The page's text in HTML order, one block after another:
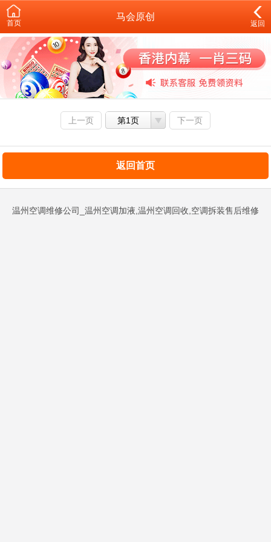
首页
马会原创
返回
上一页 第1页 下一页
返回首页
温州空调维修公司_温州空调加液,温州空调回收,空调拆装售后维修